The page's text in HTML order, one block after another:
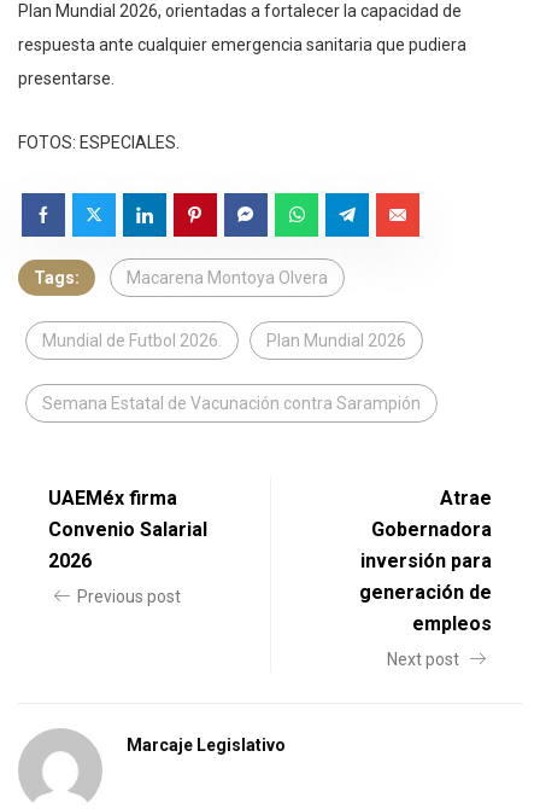
Plan Mundial 2026, orientadas a fortalecer la capacidad de
respuesta ante cualquier emergencia sanitaria que pudiera
presentarse.
FOTOS: ESPECIALES.
Tags: Macarena Montoya Olvera
Mundial de Futbol 2026. Plan Mundial 2026
Semana Estatal de Vacunación contra Sarampión
UAEMéx firma
Convenio Salarial
2026
Previous post
Atrae
Gobernadora
inversión para
generación de
empleos
Next post
Marcaje Legislativo